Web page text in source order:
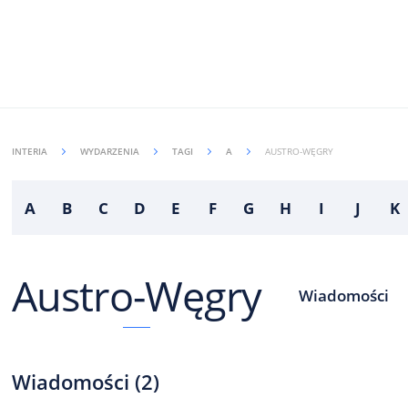
INTERIA WYDARZENIA TAGI A AUSTRO-WĘGRY
A B C D E F G H I J K
Austro-Węgry Wiadomości
Wiadomości (2)